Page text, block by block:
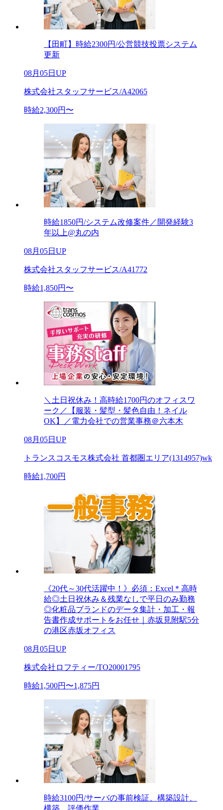
【田町】時給2300円/公営競技投票システム
更新
08月05日UP
株式会社スタッフサービス/A42065
時給2,300円〜
時給1850円/システム改修案件／開発経験3
年以上@丸の内
08月05日UP
株式会社スタッフサービス/A41772
時給1,850円〜
＼土日祝休み！高時給1700円のオフィスワ
ーク／【服装・髪型・髪色自由！ネイル
OK】／電力会社での営業事務＠六本木
08月05日UP
トランスコスモス株式会社 首都圏エリア(1314957)wk
時給1,700円
《20代～30代活躍中！》必須：Excel＊高時
給◎土日祝休み＆残業なしで平日のみ勤務
◎化粧品ブランドのデータ集計・加工・報
告書作成サポートをお任せ｜赤坂見附駅5分
の港区赤坂オフィス
08月05日UP
株式会社ロフティー/TO20001795
時給1,500円〜1,875円
時給3100円/サーバの事前検証、構築設計、